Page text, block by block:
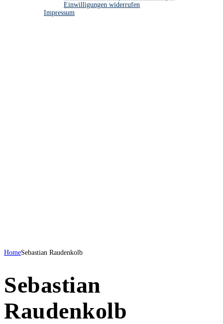
Einwilligungen widerrufen
Impressum
HomeSebastian Raudenkolb
Sebastian
Raudenkolb